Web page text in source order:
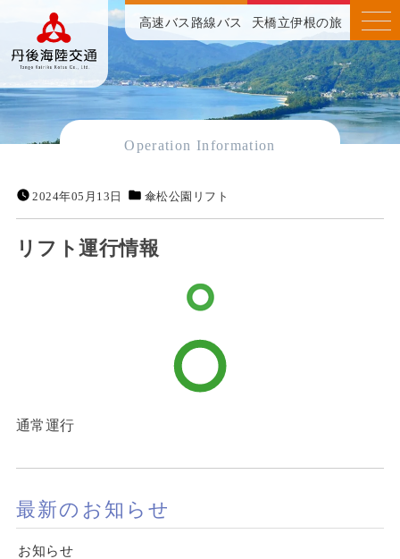
高速バス 路線バス 天橋立伊根の旅
Operation Information
2024年05月13日 傘松公園リフト
リフト運行情報
通常運行
最新のお知らせ
お知らせ